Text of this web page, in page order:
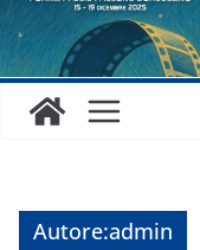
Autore:admin